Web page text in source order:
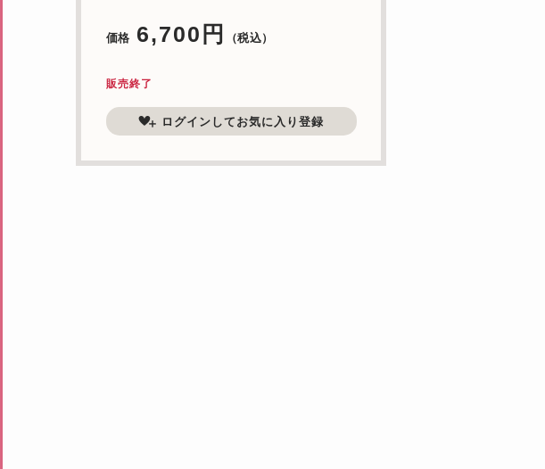
価格 6,700円 （税込）
販売終了
ログインしてお気に入り登録